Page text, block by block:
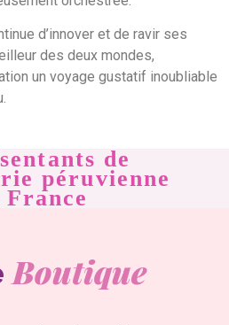
d’innover et de ravir ses
des deux mondes,
un voyage gustatif inoubliable
de
péruvienne
France
Boutique